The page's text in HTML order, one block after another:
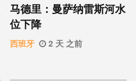
马德里：曼萨纳雷斯河水
位下降
西班牙 2 天 之前